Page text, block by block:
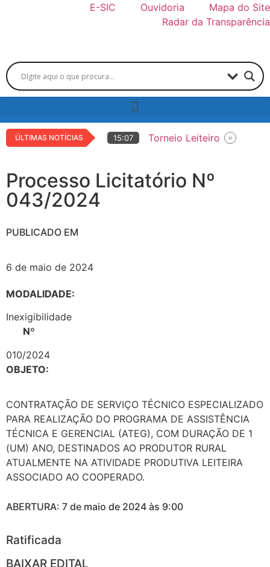
E-SIC Ouvidoria
Mapa do Site
Radar da Transparência
ÚLTIMAS NOTÍCIAS 15:07 Torneio Leiteiro
14:36 36ª EXPO LARANJAL
Processo Licitatório Nº
043/2024
PUBLICADO EM
6 de maio de 2024
MODALIDADE:
Inexigibilidade
Nº
010/2024
OBJETO:
CONTRATAÇÃO DE SERVIÇO TÉCNICO ESPECIALIZADO
PARA REALIZAÇÃO DO PROGRAMA DE ASSISTÊNCIA
TÉCNICA E GERENCIAL (ATEG), COM DURAÇÃO DE 1
(UM) ANO, DESTINADOS AO PRODUTOR RURAL
ATUALMENTE NA ATIVIDADE PRODUTIVA LEITEIRA
ASSOCIADO AO COOPERADO.
ABERTURA: 7 de maio de 2024 às 9:00
Ratificada
BAIXAR EDITAL